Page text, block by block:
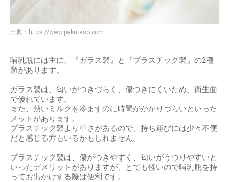
出典： https://www.pakutaso.com
哺乳瓶には主に、『ガラス製』と『プラスチック製』の2種
類があります。
ガラス製は、匂いがつきづらく、傷つきにくいため、衛生面
で優れています。
また、熱いミルクを冷ますのに時間がかかりづらいといった
メットがあります。
プラスチック製より重さがあるので、持ち運びには少々不便
だと感じる方もいるかもしれません。
プラスチック製は、傷がつきやすく、匂いがうつりやすいと
いったデメリットがありますが、とても軽いので哺乳瓶を持
ってお出かけする際は便利です。